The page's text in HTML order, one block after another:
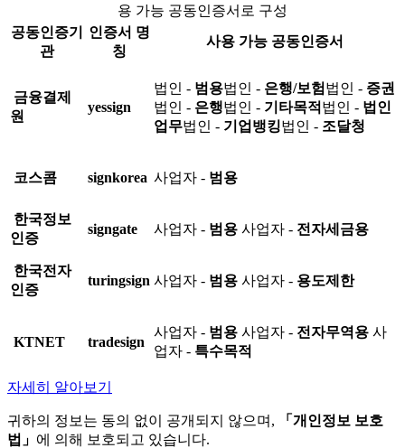
용 가능 공동인증서로 구성
공동인증기
관
인증서 명
칭
사용 가능 공동인증서
금융결제
원
yessign
법인 - 범용법인 - 은행/보험 법인 - 증권
법인 - 은행법인 - 기타목적 법인 - 법인
업무법인 - 기업뱅킹법인 - 조달청
코스콤 signkorea 사업자 - 범용
한국정보
인증
signgate 사업자 - 범용 사업자 - 전자세금용
한국전자
인증
turingsign 사업자 - 범용 사업자 - 용도제한
KTNET tradesign
사업자 - 범용 사업자 - 전자무역용 사
업자 - 특수목적
자세히 알아보기
귀하의 정보는 동의 없이 공개되지 않으며,
「개인정보 보호
법」 에 의해 보호되고 있습니다.